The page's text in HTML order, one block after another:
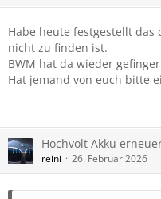
Habe heute festgestellt
nicht zu finden ist.
BWM hat da wieder
Hat jemand von euch bitte
Hochvolt Akku
reini 26. Februar 2026